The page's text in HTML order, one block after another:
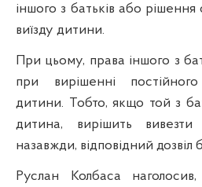
іншого з батьків або
виїзду дитини.
При цьому, права іншого з
при вирішенні
дитини. Тобто, якщо той з
дитина, вирішить
назавжди, відповідний дозвіл
Руслан Колбаса